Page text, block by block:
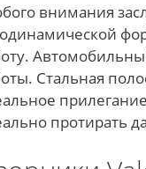
внимания
Стальная
протирать